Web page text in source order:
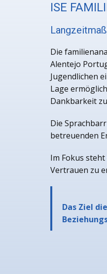
ISE
Die
Alentejo
Jugendlichen
Lage
Dankbarkeit
Die
betreuenden
Im Fokus
Vertrauen zu
Das Ziel